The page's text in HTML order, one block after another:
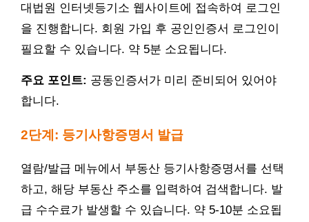
대법원 인터넷등기소 웹사이트에 접속하여 로그인
을 진행합니다. 회원 가입 후 공인인증서 로그인이
필요할 수 있습니다. 약 5분 소요됩니다.
주요 포인트: 공동인증서가 미리 준비되어 있어야
합니다.
2단계: 등기사항증명서 발급
열람/발급 메뉴에서 부동산 등기사항증명서를 선택
하고, 해당 부동산 주소를 입력하여 검색합니다. 발
급 수수료가 발생할 수 있습니다. 약 5-10분 소요됩